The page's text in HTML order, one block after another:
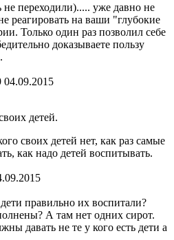
переходили)..... уже давно не
реагировать на ваши "глубокие
Только один раз позволил себе
доказываете пользу
04.09.2015
детей.
своих детей нет, как раз самые
как надо детей воспитывать.
правильно их воспитали?
А там нет одних сирот.
давать не те у кого есть дети а